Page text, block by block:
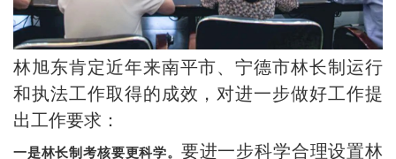
林旭东肯定近年来南平市、宁德市林长制运行
和执法工作取得的成效，对进一步做好工作提
出工作要求：
一是林长制考核要更科学。 要进一步科学合理设置林